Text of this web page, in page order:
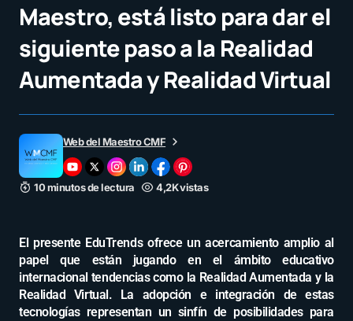
Maestro, está listo para dar el
siguiente paso a la Realidad
Aumentada y Realidad Virtual
Web del Maestro CMF
10 minutos de lectura 4,2K vistas
El presente EduTrends ofrece un acercamiento amplio al
papel que están jugando en el ámbito educativo
internacional tendencias como la Realidad Aumentada y la
Realidad Virtual. La adopción e integración de estas
tecnologías representan un sinfín de posibilidades para